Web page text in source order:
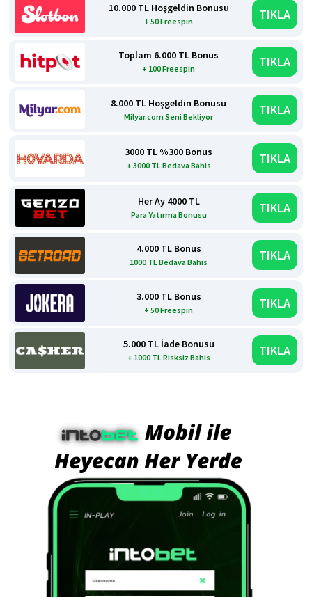
10.000 TL Hoşgeldin Bonusu
+ 50 Freespin TIKLA
Toplam 6.000 TL Bonus
+ 100 Freespin TIKLA
8.000 TL Hoşgeldin Bonusu
Milyar.com Seni Bekliyor TIKLA
3000 TL %300 Bonus
+ 3000 TL Bedava Bahis TIKLA
Her Ay 4000 TL
Para Yatırma Bonusu TIKLA
4.000 TL Bonus
1000 TL Bedava Bahis TIKLA
3.000 TL Bonus
+ 50 Freespin TIKLA
5.000 TL İade Bonusu
+ 1000 TL Risksiz Bahis TIKLA